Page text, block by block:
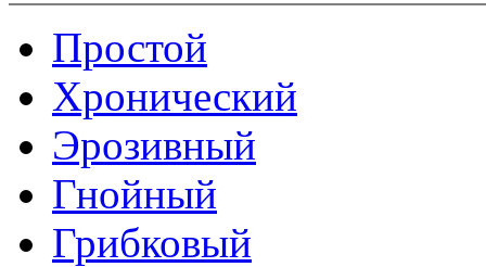
Простой
Хронический
Эрозивный
Гнойный
Грибковый